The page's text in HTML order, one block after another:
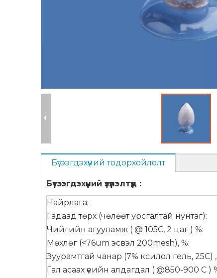
Бүтээгдэхүүний тодорхойлолт
Бүтээгдэхүүний үзүүлэлтүүд :
Найрлага:
Гадаад төрх (чөлөөт урсгалтай нунтаг):
Чийгийн агууламж ( @ 105С, 2 цаг ) %:
Мөхлөг (<76um эсвэл 200mesh), %:
Зуурамтгай чанар (7% ксилол гель, 25С) ,
Гал асаах үеийн алдагдал ( @850-900 C )